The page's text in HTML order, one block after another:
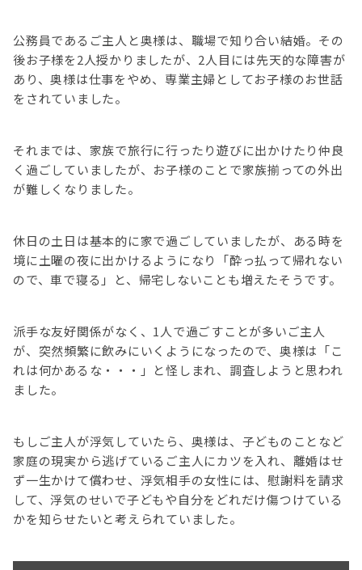
公務員であるご主人と奥様は、職場で知り合い結婚。その
後お子様を2人授かりましたが、2人目には先天的な障害が
あり、奥様は仕事をやめ、専業主婦としてお子様のお世話
をされていました。
それまでは、家族で旅行に行ったり遊びに出かけたり仲良
く過ごしていましたが、お子様のことで家族揃っての外出
が難しくなりました。
休日の土日は基本的に家で過ごしていましたが、ある時を
境に土曜の夜に出かけるようになり「酔っ払って帰れない
ので、車で寝る」と、帰宅しないことも増えたそうです。
派手な友好関係がなく、1人で過ごすことが多いご主人
が、突然頻繁に飲みにいくようになったので、奥様は「こ
れは何かあるな・・・」と怪しまれ、調査しようと思われ
ました。
もしご主人が浮気していたら、奥様は、子どものことなど
家庭の現実から逃げているご主人にカツを入れ、離婚はせ
ず一生かけて償わせ、浮気相手の女性には、慰謝料を請求
して、浮気のせいで子どもや自分をどれだけ傷つけている
かを知らせたいと考えられていました。